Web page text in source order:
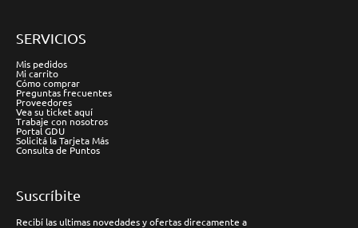
SERVICIOS
Mis pedidos
Mi carrito
Cómo comprar
Preguntas frecuentes
Proveedores
Vea su ticket aquí
Trabaje con nosotros
Portal GDU
Solicitá la Tarjeta Más
Consulta de Puntos
Suscríbite
Recibí las ultimas novedades y ofertas direcamente a